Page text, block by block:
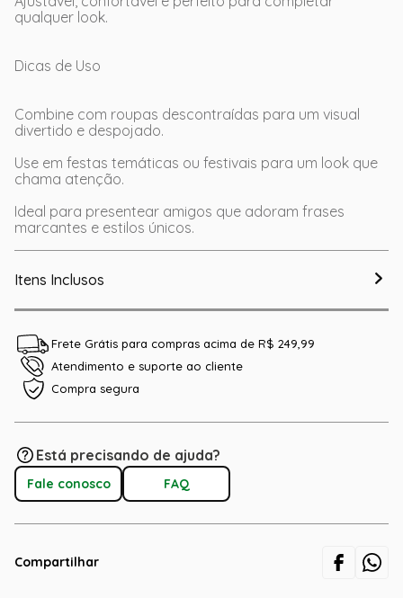
qualquer look.
Dicas de Uso
Combine com roupas descontraídas para um visual
divertido e despojado.
Use em festas temáticas ou festivais para um look que
chama atenção.
Ideal para presentear amigos que adoram frases
marcantes e estilos únicos.
Itens Inclusos
Frete Grátis para compras acima de R$ 249,99
Atendimento e suporte ao cliente
Compra segura
Está precisando de ajuda?
Fale conosco FAQ
Compartilhar